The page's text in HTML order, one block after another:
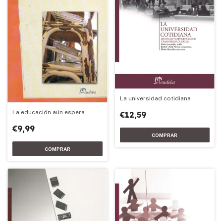
La educación aún espera
€9,99
La universidad cotidiana
€12,59